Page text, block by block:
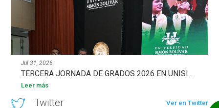
Jul 31, 2026
TERCERA JORNADA DE GRADOS 2026 EN UNISI...
Leer más
Twitter Ver en Twitter